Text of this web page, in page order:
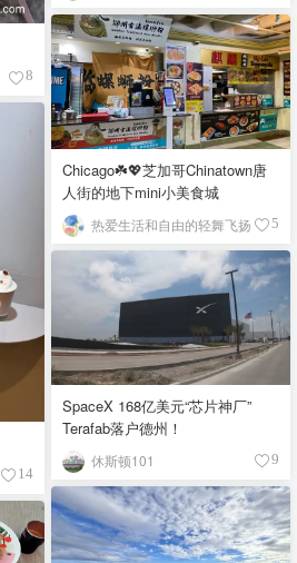
8
Chicago☘️💖芝加哥Chinatown唐
人街的地下mini小美食城
热爱生活和自由的轻舞飞扬 5
14
SpaceX 168亿美元“芯片神厂”
Terafab落户德州！
休斯顿101 9